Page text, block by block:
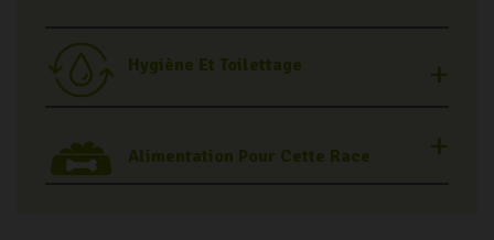
Hygiène Et Toilettage
Alimentation Pour Cette Race